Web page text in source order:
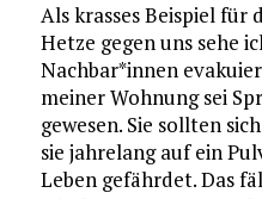
Als krasses Beispiel für
Hetze gegen uns sehe
Nachbar*innen
meiner Wohnung sei
gewesen. Sie sollten
sie jahrelang auf ein
Leben gefährdet. Das